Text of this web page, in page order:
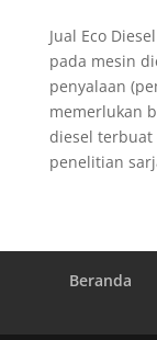
Jual Eco
pada mesin
penyalaan
memerlukan
diesel terbuat
penelitian
Beranda